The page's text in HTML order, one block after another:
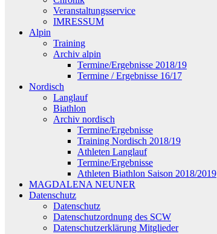
Veranstaltungsservice
IMRESSUM
Alpin
Training
Archiv alpin
Termine/Ergebnisse 2018/19
Termine / Ergebnisse 16/17
Nordisch
Langlauf
Biathlon
Archiv nordisch
Termine/Ergebnisse
Training Nordisch 2018/19
Athleten Langlauf
Termine/Ergebnisse
Athleten Biathlon Saison 2018/2019
MAGDALENA NEUNER
Datenschutz
Datenschutz
Datenschutzordnung des SCW
Datenschutzerklärung Mitglieder